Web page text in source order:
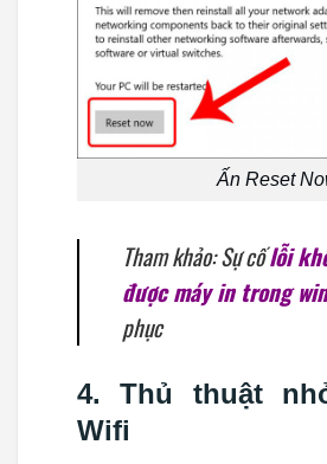
Ấn Reset
Tham khảo: Sự cốlỗi
được máy in trong
phục
4. Thủ thuật
Wifi